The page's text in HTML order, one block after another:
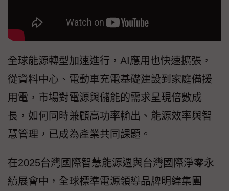
全球能源轉型加速進行，AI應用也快速擴張，
從資料中心、電動車充電基礎建設到家庭備援
用電，市場對電源與儲能的需求呈現倍數成
長，如何同時兼顧高功率輸出、能源效率與智
慧管理，已成為產業共同課題。
在2025台灣國際智慧能源週與台灣國際淨零永
續展會中，全球標準電源領導品牌明緯集團